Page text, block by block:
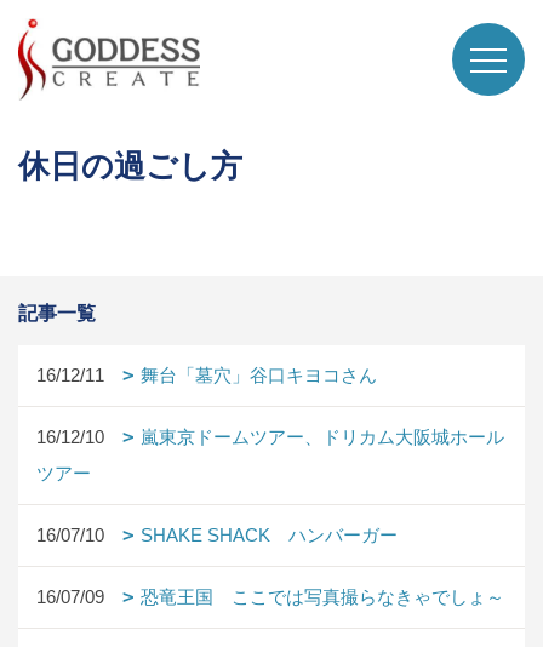
休日の過ごし方
記事一覧
16/12/11 舞台「墓穴」谷口キヨコさん
16/12/10
嵐東京ドームツアー、ドリカム大阪城ホール
ツアー
16/07/10 SHAKE SHACK ハンバーガー
16/07/09 恐竜王国 ここでは写真撮らなきゃでしょ～